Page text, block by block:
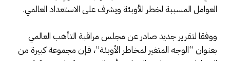
العوامل المسببة لخطر الأوبئة ويشرف على الاستعداد العالمي.
ووفقا لتقرير جديد صادر عن مجلس مراقبة التأهب العالمي
بعنوان “الوجه المتغير لمخاطر الأوبئة”، فإن مجموعة كبيرة من